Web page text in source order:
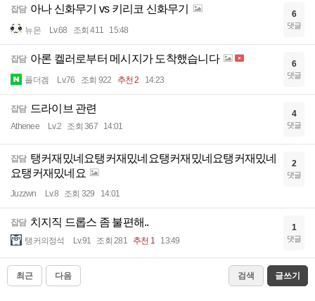
잡담 아나 신화무기 vs 키리코 신화무기
뉴은 Lv.68 조회 411 15:48
6
댓글
잡담 아론 켈러로부터 메시지가 도착했습니다
플더겜 Lv.76 조회 922 추천 2 14:23
6
댓글
잡담 드라이브 관련
Athenee Lv.2 조회 367 14:01
4
댓글
잡담 탱커재밌네요탱커재밌네요탱커재밌네요탱커재밌네
요탱커재밌네요
Juzzwn Lv.8 조회 329 14:01
2
댓글
잡담 치지직 드롭스 좀 불편해..
탱커의정석 Lv.91 조회 281 추천 1 13:49
1
댓글
최근 다음 검색 글쓰기